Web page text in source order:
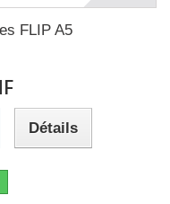
FLIP A5
Détails